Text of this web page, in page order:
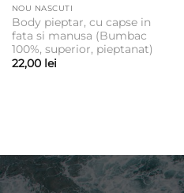
NOU NASCUTI
Body pieptar, cu capse in
fata si manusa (Bumbac
100%, superior, pieptanat)
22,00 lei